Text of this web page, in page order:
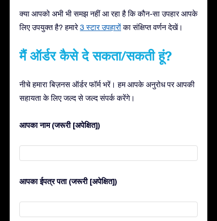
क्या आपको अभी भी समझ नहीं आ रहा है कि कौन-सा उपहार आपके
लिए उपयुक्त है? हमारे3 स्टार उपहारोंका संक्षिप्त वर्णन देखें।
मैं ऑर्डर कैसे दे सकता/सकती हूं?
नीचे हमारा बिज़नस ऑर्डर फॉर्म भरें। हम आपके अनुरोध पर आपकी
सहायता के लिए जल्द से जल्द संपर्क करेंगे।
आपका नाम (जरूरी [अपेक्षित])
आपका ईपत्र पता (जरूरी [अपेक्षित])